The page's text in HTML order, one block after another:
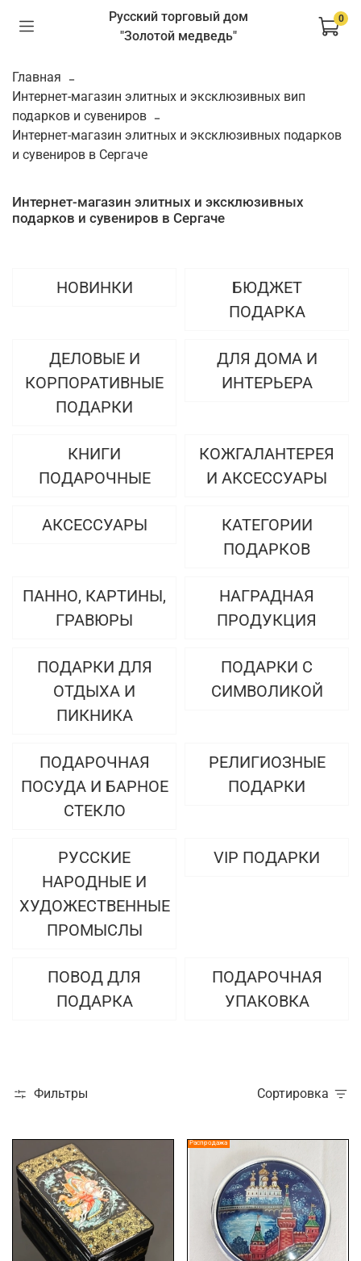
Русский торговый дом
"Золотой медведь"
0
Главная
Интернет-магазин элитных и эксклюзивных вип
подарков и сувениров
Интернет-магазин элитных и эксклюзивных подарков
и сувениров в Сергаче
Интернет-магазин элитных и эксклюзивных
подарков и сувениров в Сергаче
НОВИНКИ
БЮДЖЕТ
ПОДАРКА
ДЕЛОВЫЕ И
КОРПОРАТИВНЫЕ
ПОДАРКИ
ДЛЯ ДОМА И
ИНТЕРЬЕРА
КНИГИ
ПОДАРОЧНЫЕ
КОЖГАЛАНТЕРЕЯ
И АКСЕССУАРЫ
АКСЕССУАРЫ
КАТЕГОРИИ
ПОДАРКОВ
ПАННО, КАРТИНЫ,
ГРАВЮРЫ
НАГРАДНАЯ
ПРОДУКЦИЯ
ПОДАРКИ ДЛЯ
ОТДЫХА И
ПИКНИКА
ПОДАРКИ С
СИМВОЛИКОЙ
ПОДАРОЧНАЯ
ПОСУДА И БАРНОЕ
СТЕКЛО
РЕЛИГИОЗНЫЕ
ПОДАРКИ
РУССКИЕ
НАРОДНЫЕ И
ХУДОЖЕСТВЕННЫЕ
ПРОМЫСЛЫ
VIP ПОДАРКИ
ПОВОД ДЛЯ
ПОДАРКА
ПОДАРОЧНАЯ
УПАКОВКА
Фильтры Сортировка
Распродажа